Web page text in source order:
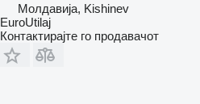
Молдавија, Kishinev
EuroUtilaj
Контактирајте го продавачот